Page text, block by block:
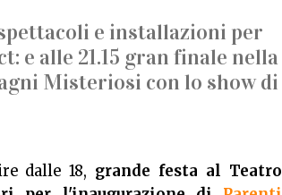
e installazioni per
e alle 21.15 gran finale nella
Misteriosi con lo show di
dalle 18, grande festa al Teatro